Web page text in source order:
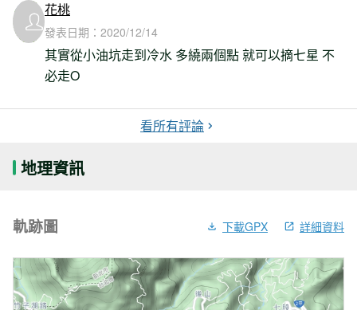
花桃
發表日期： 2020/12/14
其實從小油坑走到冷水 多繞兩個點 就可以摘七星 不
必走O
看所有評論
地理資訊
軌跡圖 下載GPX 詳細資料